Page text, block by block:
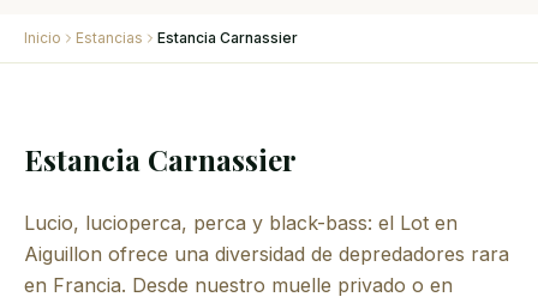
Inicio Estancias Estancia Carnassier
Estancia Carnassier
Lucio, lucioperca, perca y black-bass: el Lot en
Aiguillon ofrece una diversidad de depredadores rara
en Francia. Desde nuestro muelle privado o en